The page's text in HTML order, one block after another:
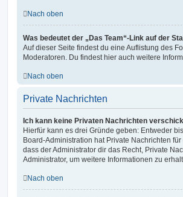
Nach oben
Was bedeutet der „Das Team“-Link auf der
Auf dieser Seite findest du eine Auflistung des
Moderatoren. Du findest hier auch weitere
Nach oben
Private Nachrichten
Ich kann keine Privaten Nachrichten
Hierfür kann es drei Gründe geben: Entweder
Board-Administration hat Private Nachrichten
dass der Administrator dir das Recht, Private
Administrator, um weitere Informationen zu
Nach oben